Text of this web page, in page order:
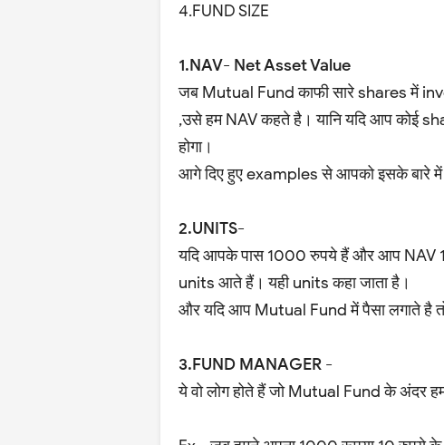
4.FUND SIZE
1.NAV- Net Asset Value
जब Mutual Fund काफी सारे shares में
,उसे हम NAV कहते है। यानि यदि आप कोई
होगा।
आगे दिए हुए examples से आपको इसके बारे में
2.UNITS-
यदि आपके पास 1000 रुपये हैं और आप NAV
units आते हैं। यही units कहा जाता है।
और यदि आप Mutual Fund में पैसा लगाते है
3.FUND MANAGER -
ये वो लोग होते हैं जो Mutual Fund के अंदर